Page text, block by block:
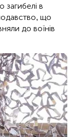
загибелі в
що
до воїнів